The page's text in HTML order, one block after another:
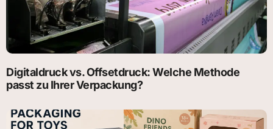
Digitaldruck vs. Offsetdruck: Welche Methode
passt zu Ihrer Verpackung?